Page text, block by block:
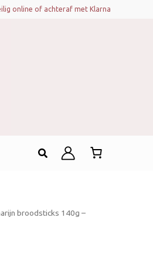
online of achteraf met Klarna
Zoeken
broodsticks 140g –